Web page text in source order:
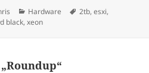
Kategorien
Hardware Schlagwörter
2tb,esxi,
black,xeon